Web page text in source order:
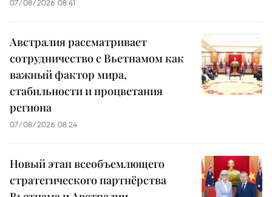
07/08/2026 08:41
Австралия рассматривает
сотрудничество с Вьетнамом как
важный фактор мира,
стабильности и процветания
региона
07/08/2026 08:24
Новый этап всеобъемлющего
стратегического партнёрства